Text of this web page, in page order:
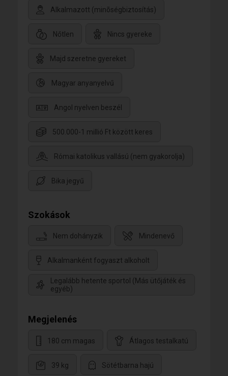
Alkalmazott (minõségbiztosítás)
Nőtlen Nincs gyereke
Majd szeretne gyereket
Magyar anyanyelvű
Angol nyelven beszél
500.000-1 millió Ft között keres
Római katolikus vallású (nem gyakorolja)
Bika jegyű
Szokások
Nem dohányzik Mindenevő
Alkalmanként fogyaszt alkoholt
Legalább hetente sportol (Más ütőjáték és
egyéb)
Megjelenés
180 cm magas Átlagos testalkatú
39 kg Sötétbarna hajú